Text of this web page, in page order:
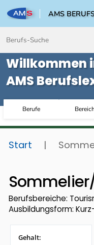
AMS
Willkommen
AMS
Berufe
Start |
Berufsbereiche:
Ausbildungsform:
Gehalt: